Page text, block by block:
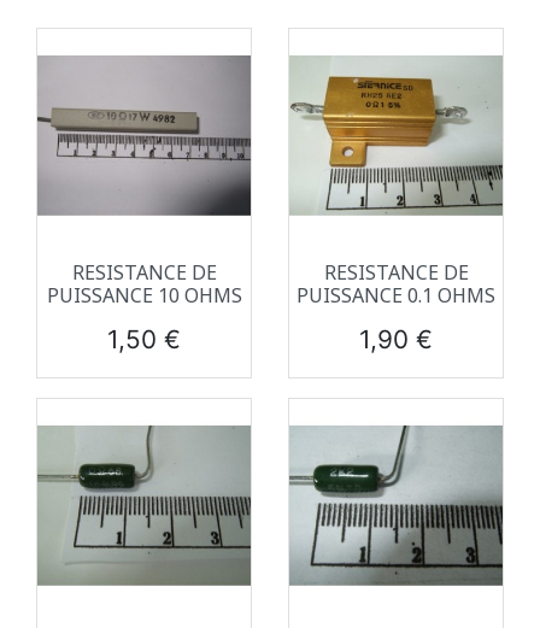
RESISTANCE DE
PUISSANCE 10 OHMS
Prix
1,50 €
RESISTANCE DE
PUISSANCE 0.1 OHMS
Prix
1,90 €